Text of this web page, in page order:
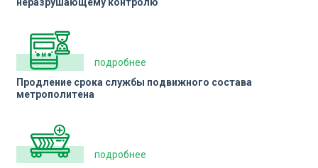
подробнее
Продление срока службы подвижного состава
метрополитена
подробнее